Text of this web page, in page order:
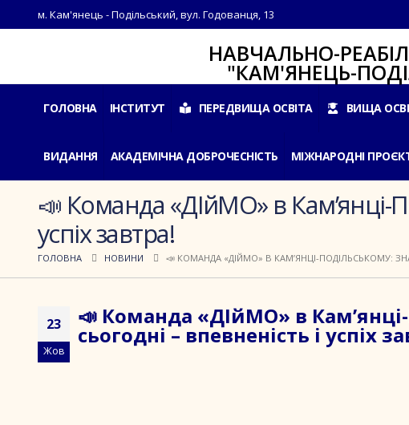
м. Кам'янець - Подільський, вул. Годованця, 13
НАВЧАЛЬНО-
"КАМ'ЯНЕЦЬ-
ГОЛОВНА ІНСТИТУТ ПЕРЕДВИЩА ОСВІТА ВИЩА
ВИДАННЯ АКАДЕМІЧНА ДОБРОЧЕСНІСТЬ МІЖНАРОДНІ
📣 Команда «ДІйМО» в Кам’янці-
успіх завтра!
ГОЛОВНА НОВИНИ 📣 КОМАНДА «ДІЙМО» В КАМ’ЯНЦІ-ПОДІЛЬСЬКОМУ:
23
Жов
📣 Команда «ДІйМО» в
сьогодні – впевненість і успіх